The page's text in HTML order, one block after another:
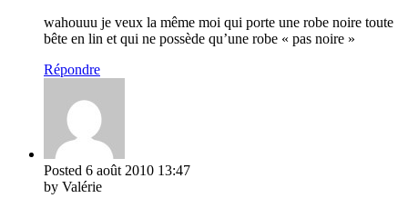
wahouuu je veux la même moi qui porte une robe noire toute
bête en lin et qui ne possède qu’une robe « pas noire »
Répondre
Posted 6 août 2010 13:47
by Valérie